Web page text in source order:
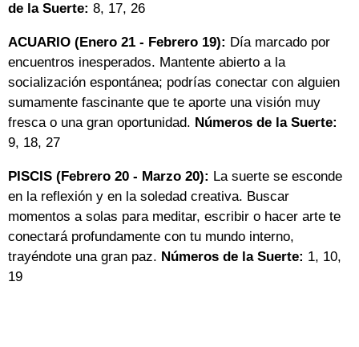
de la Suerte: 8, 17, 26
ACUARIO (Enero 21 - Febrero 19): Día marcado por
encuentros inesperados. Mantente abierto a la
socialización espontánea; podrías conectar con alguien
sumamente fascinante que te aporte una visión muy
fresca o una gran oportunidad. Números de la Suerte:
9, 18, 27
PISCIS (Febrero 20 - Marzo 20): La suerte se esconde
en la reflexión y en la soledad creativa. Buscar
momentos a solas para meditar, escribir o hacer arte te
conectará profundamente con tu mundo interno,
trayéndote una gran paz. Números de la Suerte: 1, 10,
19